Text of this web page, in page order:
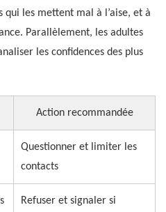
qui les mettent mal à l’aise, et à
Parallèlement, les adultes
les confidences des plus
Action recommandée
Questionner et limiter les
contacts
Refuser et signaler si